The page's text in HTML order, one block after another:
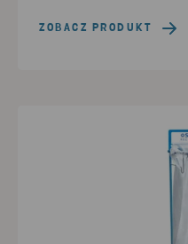
ZOBACZ PRODUKT